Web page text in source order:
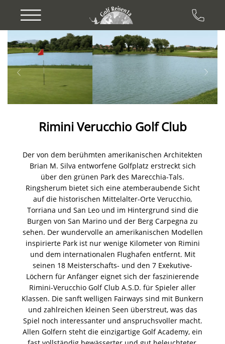
Previous
Rimini Verucchio Golf Club
Der von dem berühmten amerikanischen Architekten
Brian M. Silva entworfene Golfplatz erstreckt sich
über den grünen Park des Marecchia-Tals.
Ringsherum bietet sich eine atemberaubende Sicht
auf die historischen Mittelalter-Orte Verucchio,
Torriana und San Leo und im Hintergrund sind die
Burgen von San Marino und der Berg Carpegna zu
sehen. Der wundervolle an amerikanischen Modellen
inspirierte Park ist nur wenige Kilometer von Rimini
und dem internationalen Flughafen entfernt. Mit
seinen 18 Meisterschafts- und den 7 Exekutive-
Löchern für Anfänger eignet sich der faszinierende
Rimini-Verucchio Golf Club A.S.D. für Spieler aller
Klassen. Die sanft welligen Fairways sind mit Bunkern
und zahlreichen kleinen Seen überstreut, was das
Spiel noch interessanter und anspruchsvoller macht.
Allen Golfern steht die einzigartige Golf Academy, ein